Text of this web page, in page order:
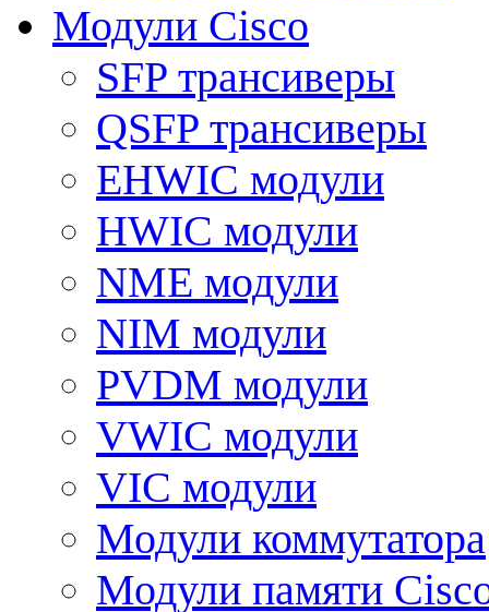
Модули Cisco
SFP трансиверы
QSFP трансиверы
EHWIC модули
HWIC модули
NME модули
NIM модули
PVDM модули
VWIC модули
VIC модули
Модули коммутатора
Модули памяти